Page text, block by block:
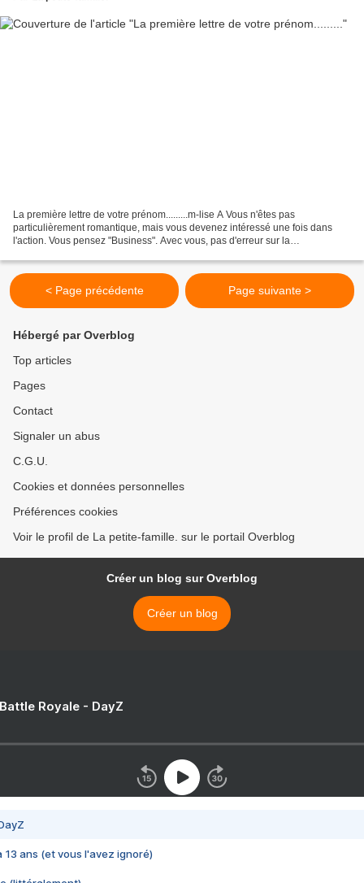
La première lettre de votre prénom.........m-lise A Vous n'êtes pas
particulièrement romantique, mais vous devenez intéressé une fois dans
l'action. Vous pensez "Business". Avec vous, pas d'erreur sur la
< Page précédente Page suivante >
Hébergé par Overblog
Top articles
Pages
Contact
Signaler un abus
C.G.U.
Cookies et données personnelles
Préférences cookies
Voir le profil de La petite-famille. sur le portail Overblog
Créer un blog sur Overblog
Créer un blog
Royale - DayZ
13 ans (et vous l'avez ignoré)